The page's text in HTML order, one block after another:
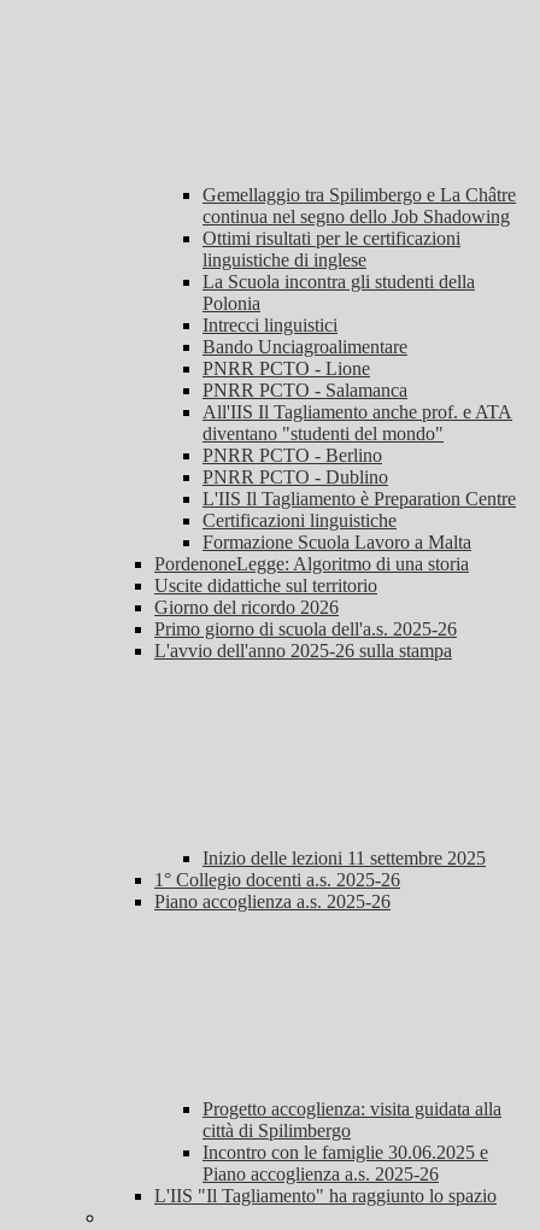
Gemellaggio tra Spilimbergo e La Châtre
continua nel segno dello Job Shadowing
Ottimi risultati per le certificazioni
linguistiche di inglese
La Scuola incontra gli studenti della
Polonia
Intrecci linguistici
Bando Unciagroalimentare
PNRR PCTO - Lione
PNRR PCTO - Salamanca
All'IIS Il Tagliamento anche prof. e ATA
diventano "studenti del mondo"
PNRR PCTO - Berlino
PNRR PCTO - Dublino
L'IIS Il Tagliamento è Preparation Centre
Certificazioni linguistiche
Formazione Scuola Lavoro a Malta
PordenoneLegge: Algoritmo di una storia
Uscite didattiche sul territorio
Giorno del ricordo 2026
Primo giorno di scuola dell'a.s. 2025-26
L'avvio dell'anno 2025-26 sulla stampa
Inizio delle lezioni 11 settembre 2025
1° Collegio docenti a.s. 2025-26
Piano accoglienza a.s. 2025-26
Progetto accoglienza: visita guidata alla
città di Spilimbergo
Incontro con le famiglie 30.06.2025 e
Piano accoglienza a.s. 2025-26
L'IIS "Il Tagliamento" ha raggiunto lo spazio